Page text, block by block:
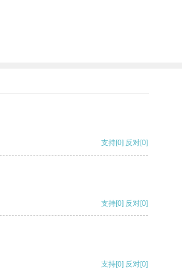
支持[0] 反对[0]
支持[0] 反对[0]
支持[0] 反对[0]